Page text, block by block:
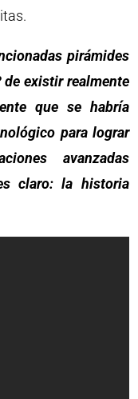
pirámides
existir realmente
que se habría
para lograr
avanzadas
claro: la historia